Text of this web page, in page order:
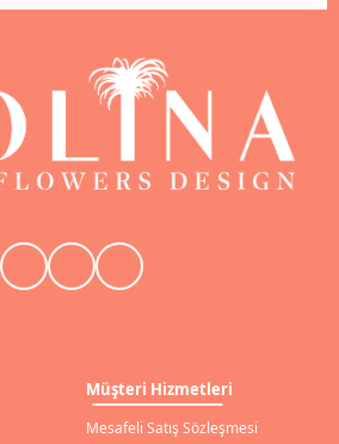
Müşteri Hizmetleri
Mesafeli Satış Sözleşmesi